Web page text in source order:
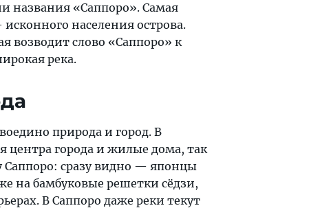
названия «Саппоро». Самая
населения острова.
возводит слово «Саппоро» к
река.
природа и город. В
центра города и жилые дома, так
Саппоро: сразу видно — японцы
на бамбуковые решетки сёдзи,
В Саппоро даже реки текут